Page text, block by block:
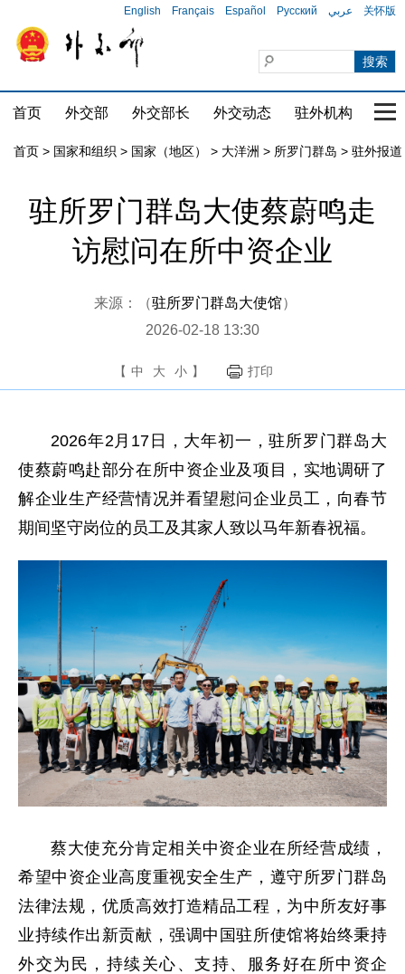
English Français Español Русский عربي 关怀版
首页 外交部 外交部长 外交动态 驻外机构 国
首页 > 国家和组织 > 国家（地区） > 大洋洲 > 所罗门群岛 > 驻外报道
驻所罗门群岛大使蔡蔚鸣走
访慰问在所中资企业
来源：（驻所罗门群岛大使馆）
2026-02-18 13:30
【 中 大 小 】 打印
2026年2月17日，大年初一，驻所罗门群岛大
使蔡蔚鸣赴部分在所中资企业及项目，实地调研了
解企业生产经营情况并看望慰问企业员工，向春节
期间坚守岗位的员工及其家人致以马年新春祝福。
蔡大使充分肯定相关中资企业在所经营成绩，
希望中资企业高度重视安全生产，遵守所罗门群岛
法律法规，优质高效打造精品工程，为中所友好事
业持续作出新贡献，强调中国驻所使馆将始终秉持
外交为民，持续关心、支持、服务好在所中资企